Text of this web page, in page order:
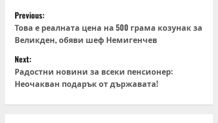
P
o
s
t
n
Previous:
Това е реалната цена на 500 грама козунак за
Великден, обяви шеф Немигенчев
Next:
Радостни новини за всеки пенсионер:
Неочакван подарък от държавата!